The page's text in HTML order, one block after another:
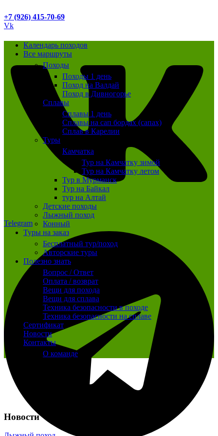
+7 (926) 415-70-69
Vk
Telegram
Календарь походов
Все маршруты
Походы
Походы 1 день
Поход на Валдай
Поход в Дивногорье
Сплавы
Сплавы 1 день
Сплавы на сап бордах (сапах)
Сплав в Карелии
Туры
Камчатка
Тур на Камчатку зимой
Тур на Камчатку летом
Тур в Мурманск
Тур на Байкал
тур на Алтай
Детские походы
Лыжный поход
Конный
Туры на заказ
Бесплатный тур/поход
Авторские туры
Полезно знать
Вопрос / Ответ
Оплата / возврат
Вещи для похода
Вещи для сплава
Техника безопасности в походе
Техника безопасности на сплаве
Сертификат
Новости
Контакты
О команде
Новости